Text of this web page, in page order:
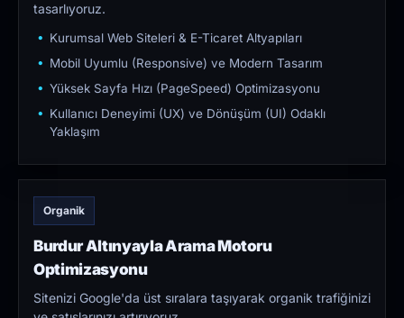
tasarlıyoruz.
Kurumsal Web Siteleri & E-Ticaret Altyapıları
Mobil Uyumlu (Responsive) ve Modern Tasarım
Yüksek Sayfa Hızı (PageSpeed) Optimizasyonu
Kullanıcı Deneyimi (UX) ve Dönüşüm (UI) Odaklı
Yaklaşım
Organik
Burdur Altınyayla Arama Motoru
Optimizasyonu
Sitenizi Google'da üst sıralara taşıyarak organik trafiğinizi